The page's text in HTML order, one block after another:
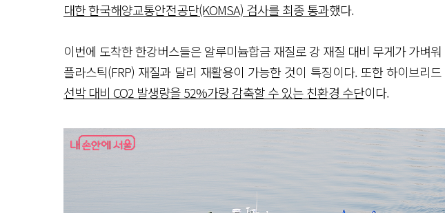
대한 한국해양교통안전공단(KOMSA) 검사를 최종 통과했다.
이번에 도착한 한강버스들은 알루미늄합금 재질로 강 재질 대비 무게가 가벼
플라스틱(FRP) 재질과 달리 재활용이 가능한 것이 특징이다. 또한 하이브리
선박 대비 CO2 발생량을 52%가량 감축할 수 있는 친환경 수단이다.